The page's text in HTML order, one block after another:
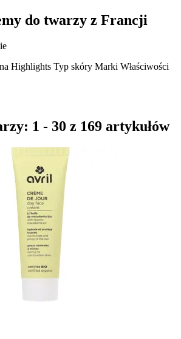
do twarzy z Francji
Highlights Typ skóry Marki Właściwości
1 - 30 z 169 artykułów